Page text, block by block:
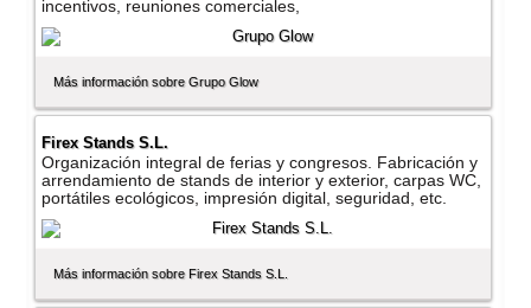
incentivos, reuniones comerciales,
Más información sobre Grupo Glow
Firex Stands S.L.
Organización integral de ferias y congresos. Fabricación y
arrendamiento de stands de interior y exterior, carpas WC,
portátiles ecológicos, impresión digital, seguridad, etc.
Más información sobre Firex Stands S.L.